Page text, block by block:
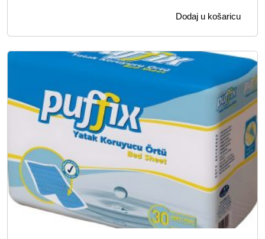
Dodaj u košaricu